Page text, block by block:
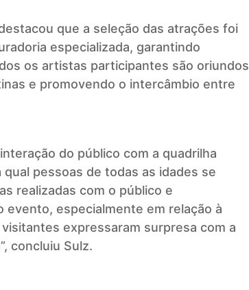
que a seleção das atrações foi
especializada, garantindo
os artistas participantes são oriundos
e promovendo o intercâmbio entre
do público com a quadrilha
pessoas de todas as idades se
realizadas com o público e
especialmente em relação à
expressaram surpresa com a
concluiu Sulz.